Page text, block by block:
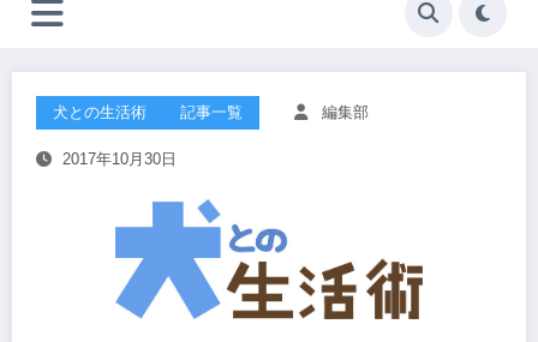
犬との生活術 記事一覧 編集部
2017年10月30日